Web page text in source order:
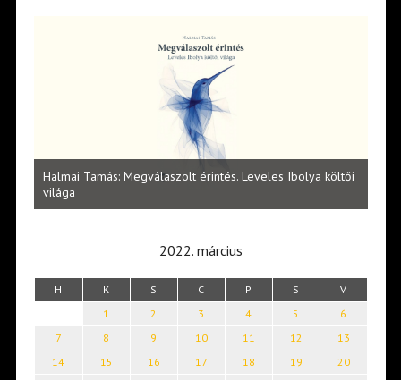
Halmai Tamás: Megválaszolt érintés. Leveles Ibolya költői
világa
2022. március
H K S C P S V
1 2 3 4 5
6
7
8 9 10 11 12
13
14
15 16 17 18 19
20